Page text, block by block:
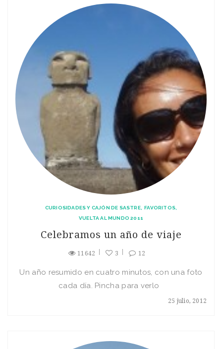
CURIOSIDADES Y CAJÓN DE SASTRE
FAVORITOS
VUELTA AL MUNDO 2011
Celebramos un año de viaje
11642 3 12
25 julio, 2012
Un año resumido en cuatro minutos, con una foto
cada día. Pincha para verlo